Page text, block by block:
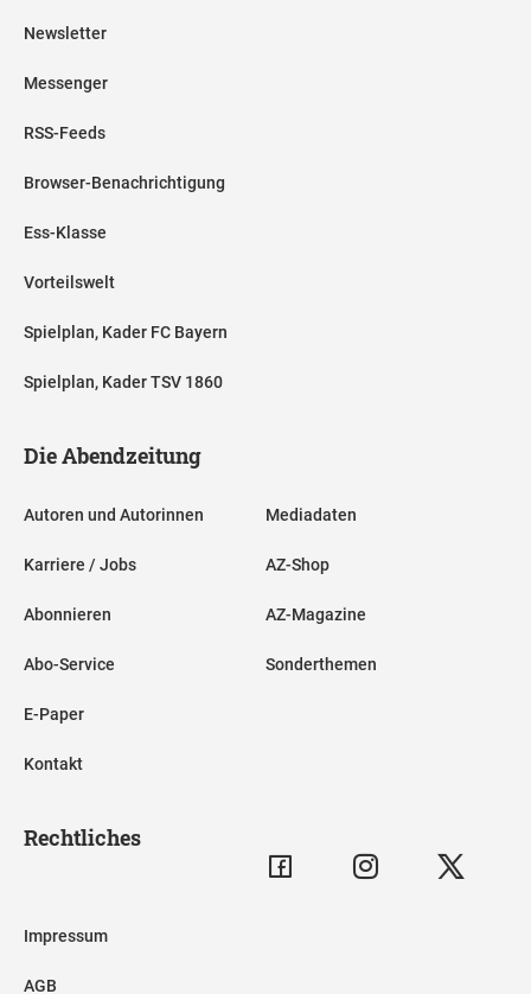
Newsletter
Messenger
RSS-Feeds
Browser-Benachrichtigung
Ess-Klasse
Vorteilswelt
Spielplan, Kader FC Bayern
Spielplan, Kader TSV 1860
Die Abendzeitung
Autoren und Autorinnen
Karriere / Jobs
Abonnieren
Abo-Service
E-Paper
Kontakt
Mediadaten
AZ-Shop
AZ-Magazine
Sonderthemen
Rechtliches
Impressum
AGB